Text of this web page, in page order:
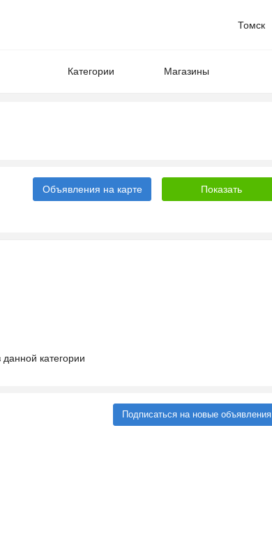
Томск
Категории Магазины
Объявления на карте
категории
Подписаться на новые объявления